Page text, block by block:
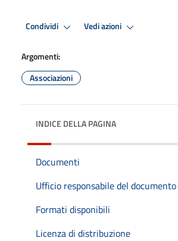
Condividi Vedi azioni
Argomenti:
Associazioni
INDICE DELLA PAGINA
Documenti
Ufficio responsabile del documento
Formati disponibili
Licenza di distribuzione